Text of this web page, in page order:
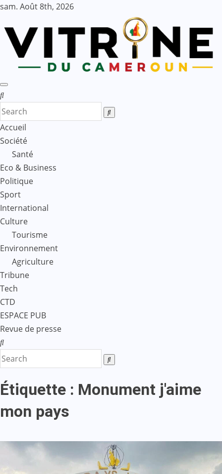
Skip
content
sam. Août 8th, 2026
Accueil
Société
Santé
Eco & Business
Politique
Sport
International
Culture
Tourisme
Environnement
Agriculture
Tribune
Tech
CTD
ESPACE PUB
Revue de presse
Étiquette : Monument j'aime
mon pays